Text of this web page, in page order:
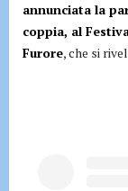
annunciata la
coppia, al
Furore, che si